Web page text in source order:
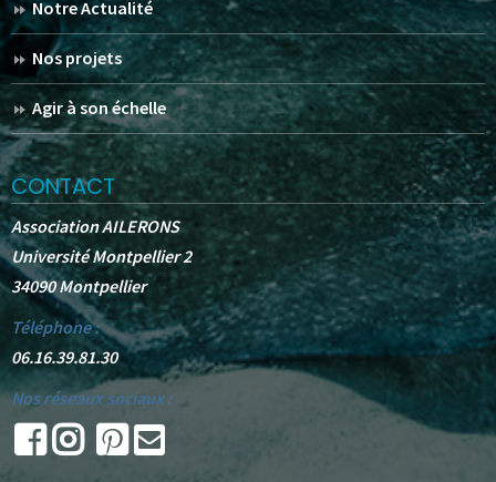
Notre Actualité
Nos projets
Agir à son échelle
CONTACT
Association AILERONS
Université Montpellier 2
34090 Montpellier
Téléphone :
06.16.39.81.30
Nos réseaux sociaux :